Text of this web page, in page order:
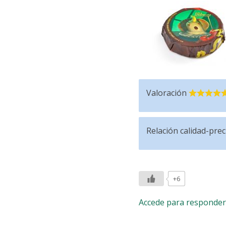
Valoración
Relación calidad-
+6
Accede para responder